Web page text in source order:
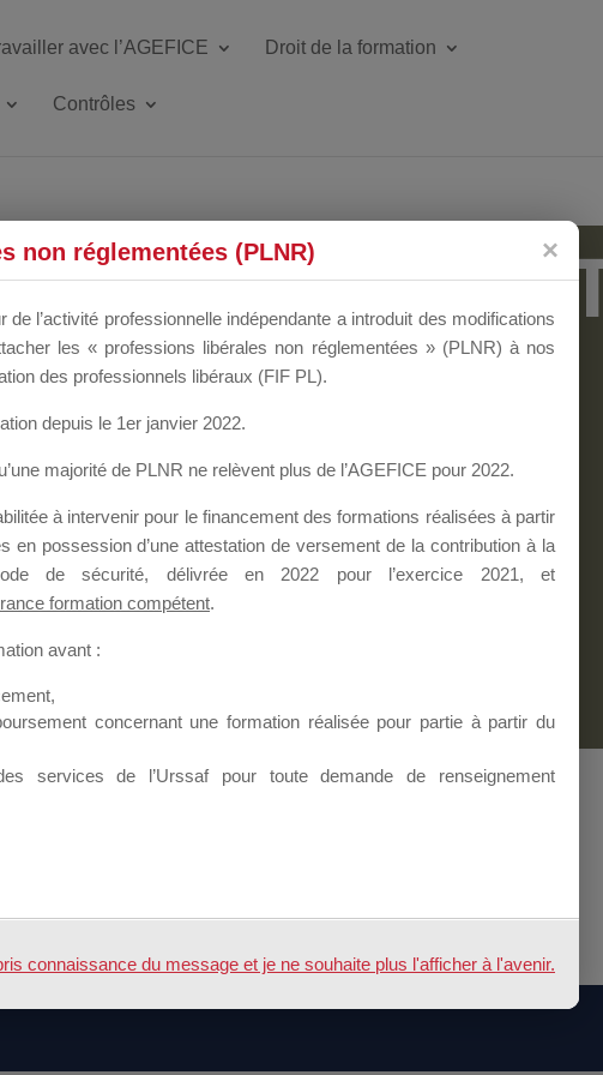
avec l’AGEFICE Droit de la formation
Contrôles
DU
à l’Appel à Propositions Mallette du Dirigeant.
de laisser un message ou poser une question.
non réglementées (PLNR)
l’activité professionnelle indépendante a introduit des modifications
les « professions libérales non réglementées » (PLNR) à nos
des professionnels libéraux (FIF PL).
depuis le 1er janvier 2022.
majorité de PLNR ne relèvent plus de l’AGEFICE pour 2022.
à intervenir pour le financement des formations réalisées à partir
en possession d’une attestation de versement de la contribution à la
de sécurité, délivrée en 2022 pour l’exercice 2021, et
formation compétent.
avant :
concernant une formation réalisée pour partie à partir du
services de l’Urssaf pour toute demande de renseignement
connaissance du message et je ne souhaite plus l'afficher à l'avenir.